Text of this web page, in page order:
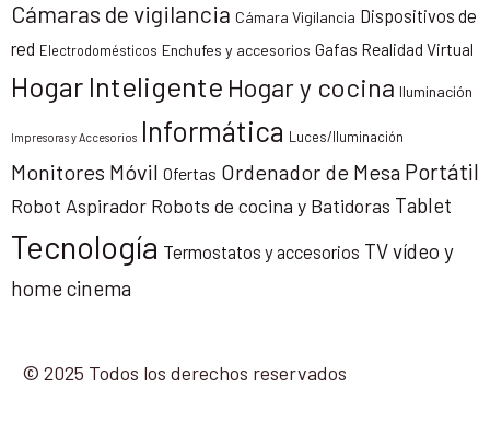
Cámaras de vigilancia Cámara Vigilancia Dispositivos de
red Electrodomésticos Enchufes y accesorios Gafas Realidad Virtual
Hogar Inteligente Hogar y cocina Iluminación
Impresoras y Accesorios Informática Luces/Iluminación
Monitores Móvil Ofertas Ordenador de Mesa Portátil
Robot Aspirador Robots de cocina y Batidoras Tablet
Tecnología Termostatos y accesorios TV vídeo y
home cinema
© 2025 Todos los derechos reservados